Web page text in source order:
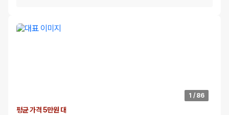
1 / 86
평균 가격 5만원 대